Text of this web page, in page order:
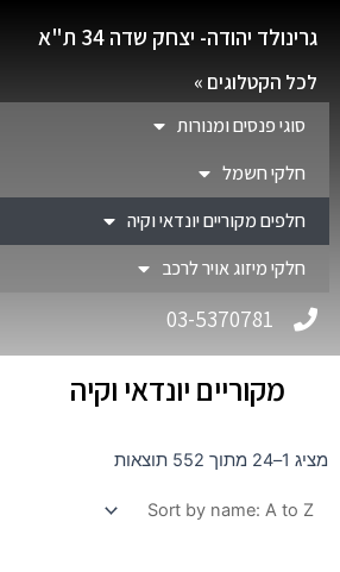
גרינולד יהודה- יצחק שדה 34 ת"א
לכל הקטלוגים »
סוגי פנסים ומנורות
חלקי חשמל
חלפים מקוריים יונדאי וקיה
חלקי מיזוג אויר לרכב
03-5370781
מקוריים יונדאי וקיה
מציג 1–24 מתוך 552 תוצאות